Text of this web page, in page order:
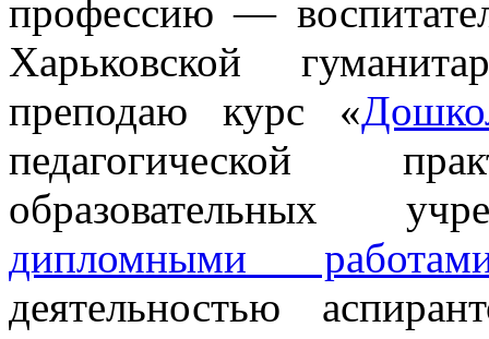
профессию —
Харьковской
преподаю курс «
педагогической
образовательных
дипломными
деятельностью